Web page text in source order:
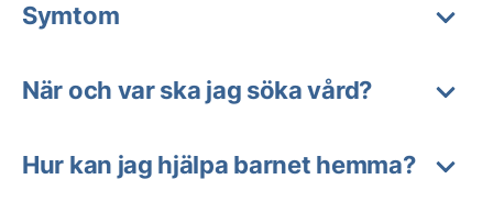
Symtom
När och var ska jag söka vård?
Hur kan jag hjälpa barnet hemma?